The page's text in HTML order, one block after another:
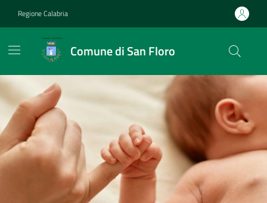
Regione Calabria
Comune di San Floro